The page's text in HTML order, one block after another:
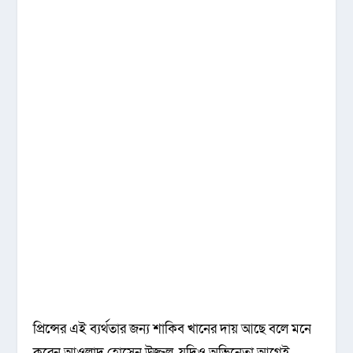
প্রিন্সের এই ব্যর্থতার জন্য শাকিব খানের দায় আছে বলে মনে